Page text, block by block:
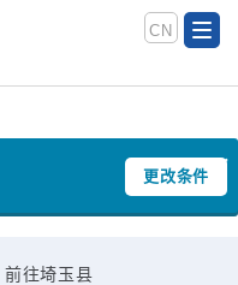
CN
更改条件
前往埼玉县